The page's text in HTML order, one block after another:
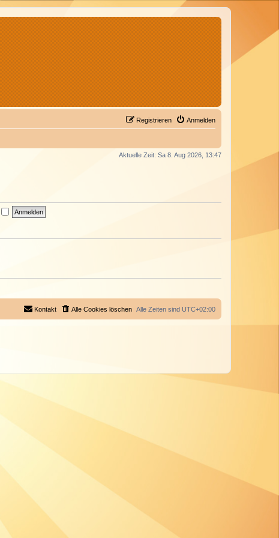
Anmelden
Registrieren
Aktuelle Zeit: Sa 8. Aug 2026, 13:47
Alle Zeiten sind UTC+02:00
Alle Cookies löschen
Kontakt